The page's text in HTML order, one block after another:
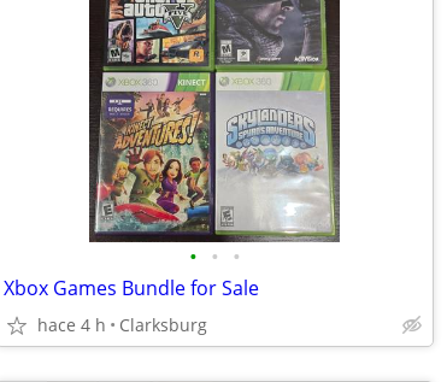
• • •
Xbox Games Bundle for Sale
hace 4 h Clarksburg